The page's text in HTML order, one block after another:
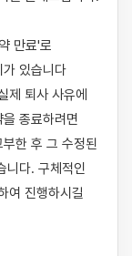
만료'로
있습니다
제 퇴사 사유에
종료하려면
한 후 그 수정된
니다. 구체적인
여 진행하시길